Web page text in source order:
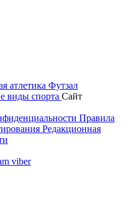
атлетика Футзал
виды спорта Сайт
Правила
Редакционная
viber